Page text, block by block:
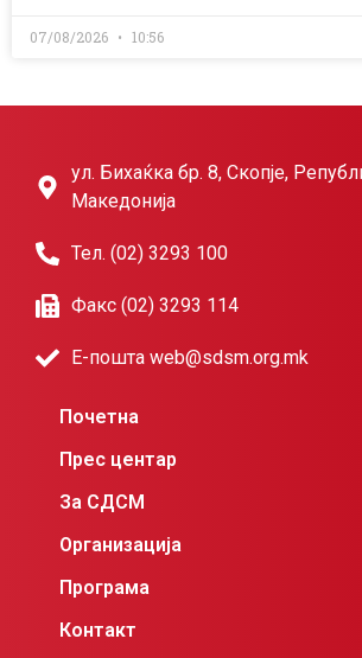
07/08/2026 10:56
ул. Бихаќка бр. 8, Скопје,
Македонија
Тел. (02) 3293 100
Факс (02) 3293 114
Е-пошта web@sdsm.org.mk
Почетна
Прес центар
За СДСМ
Организација
Програма
Контакт